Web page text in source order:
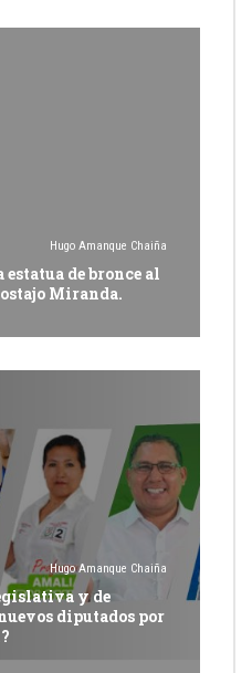
Hugo Amanque Chaiña
estatua de bronce al
Miranda.
Hugo Amanque Chaiña
y de
diputados por